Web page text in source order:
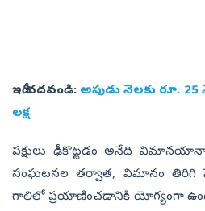
ఇదీ చదవండి: అపుడు నెలకు రూ.
లక్ష
పక్షులు ఢీకొట్టడం అనేది
సంఘటనల తర్వాత, విమానం తిరిగి
గాలిలో ప్రయాణించడానికి యోగ్యంగా